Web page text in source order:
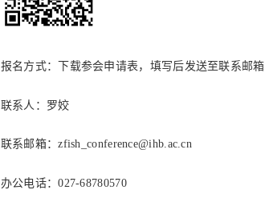
报名方式：下载参会申请表，填写后发送至联系邮箱
联系人：罗姣
联系邮箱：zfish_conference@ihb.ac.cn
办公电话：027-68780570